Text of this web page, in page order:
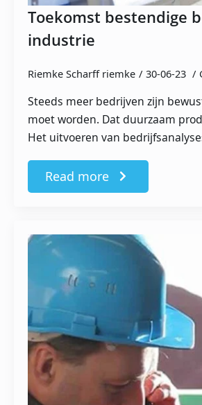
Toekomst bestendige
industrie
Riemke Scharff riemke 30-06-23
Steeds meer bedrijven zijn
moet worden. Dat duurzaam
Het uitvoeren van
Read more